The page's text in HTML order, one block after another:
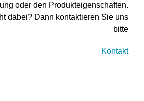
oder den Produkteigenschaften.
dabei? Dann kontaktieren Sie uns
bitte
Kontakt